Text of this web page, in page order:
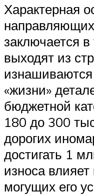
Характерная
заключается
выходят из
«жизни»
бюджетной
180 до 300
дорогих
достигать 1
износа
могущих его